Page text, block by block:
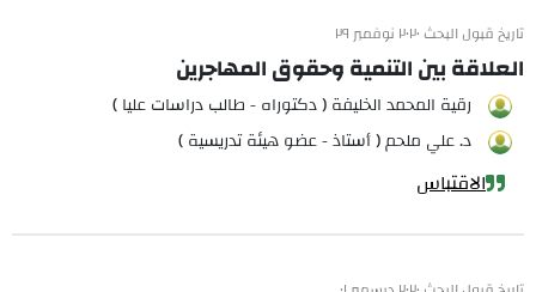
تاريخ قبول البحث ٢٠٢٠ نوفمبر ٢٩
العلاقة بين التنمية وحقوق المهاجرين
رقية المحمد الخليفة ( دكتوراه - طالب دراسات عليا )
د. علي ملحم ( أستاذ - عضو هيئة تدريسية )
الاقتباس